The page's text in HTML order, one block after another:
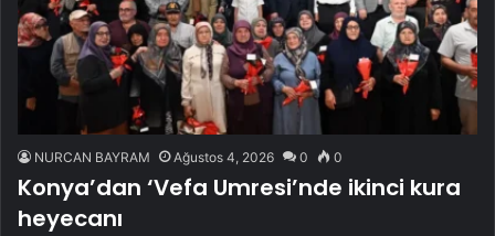
NURCAN BAYRAM Ağustos 4, 2026 0 0
Konya’dan ‘Vefa Umresi’nde ikinci kura
heyecanı